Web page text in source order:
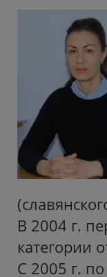
В 2004 г.
категории
С 2005 г.